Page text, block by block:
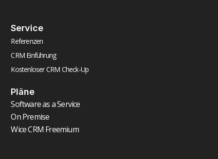
Service
Referenzen
CRM Einführung
Kostenloser CRM Check-Up
Pläne
Software as a Service
On Premise
Wice CRM Freemium